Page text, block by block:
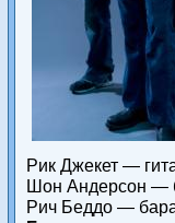
Рик Джекет —
Шон Андерсон —
Рич Беддо —